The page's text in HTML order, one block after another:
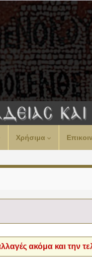
Χρήσιμα
ακόμα και την